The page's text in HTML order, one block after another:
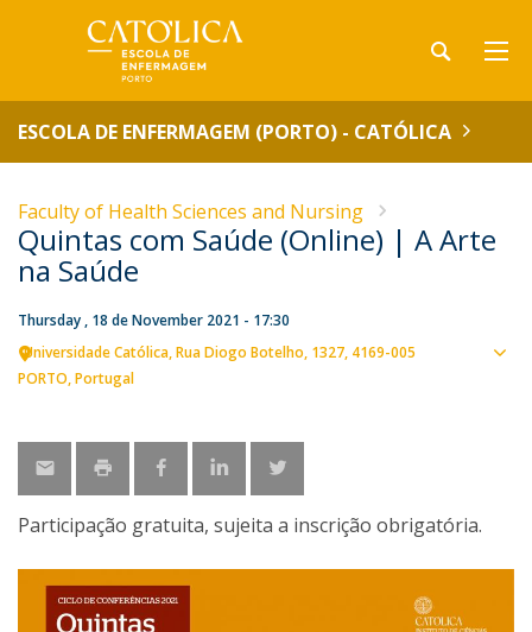
ESCOLA DE ENFERMAGEM (PORTO) - CATÓLICA
Faculty of Health Sciences and Nursing
Quintas com Saúde (Online) | A Arte
na Saúde
Thursday , 18 de November 2021 - 17:30
Universidade Católica Rua Diogo Botelho, 1327 4169-005
PORTO Portugal
Participação gratuita, sujeita a inscrição obrigatória.